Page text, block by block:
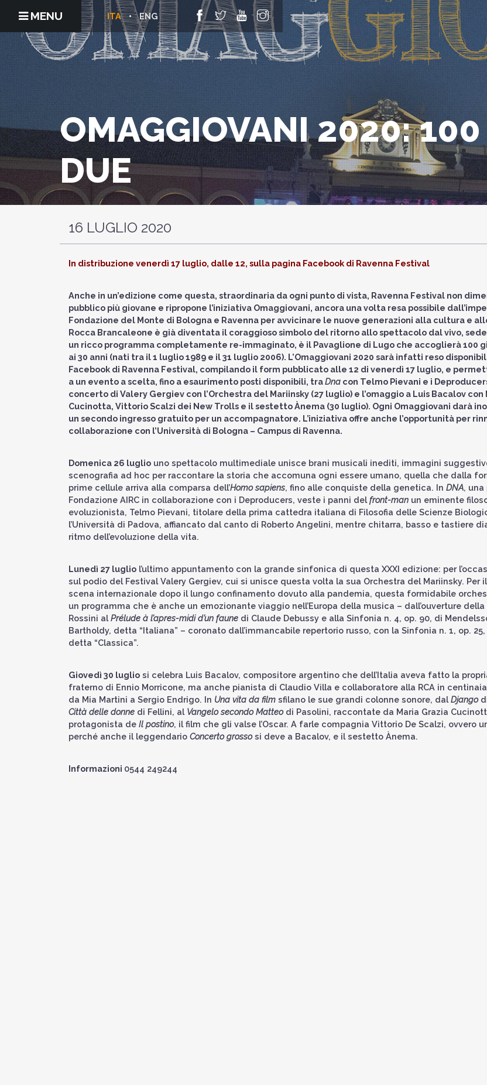
MENU ENG
ITA
OMAGGIOVANI 2020: 100
DUE
16 LUGLIO 2020
In distribuzione venerdì 17 luglio, dalle 12, sulla pagina Facebook di Ravenna Festival
Anche in un’edizione come questa, straordinaria da ogni punto di vista, Ravenna Festival non
pubblico più giovane e ripropone l’iniziativa Omaggiovani, ancora una volta resa possibile
Fondazione del Monte di Bologna e Ravenna per avvicinare le nuove generazioni alla cultura e
Rocca Brancaleone è già diventata il coraggioso simbolo del ritorno allo spettacolo dal vivo,
un ricco programma completamente re-immaginato, è il Pavaglione di Lugo che accoglierà 100
ai 30 anni (nati tra il 1 luglio 1989 e il 31 luglio 2006). L’Omaggiovani 2020 sarà infatti reso
Facebook di Ravenna Festival, compilando il form pubblicato alle 12 di venerdì 17 luglio, e
a un evento a scelta, fino a esaurimento posti disponibili, traDna con Telmo Pievani e i
concerto di Valery Gergiev con l’Orchestra del Mariinsky (27 luglio) e l’omaggio a Luis Bacalov con
Cucinotta, Vittorio Scalzi dei New Trolls e il sestettoÀnema (30 luglio). Ogni Omaggiovani darà
un secondo ingresso gratuito per un accompagnatore. L’iniziativa offre anche l’opportunità per
collaborazione con l’Università di Bologna – Campus di Ravenna.
Domenica 26 luglio uno spettacolo multimediale unisce brani musicali inediti, immagini
scenografia ad hoc per raccontare la storia che accomuna ogni essere umano, quella che dalla
prime cellule arriva alla comparsa dell’Homo sapiens, fino alle conquiste della genetica. In DNA, una
Fondazione AIRC in collaborazione con i Deproducers, veste i panni delfront-man un eminente
evoluzionista, Telmo Pievani, titolare della prima cattedra italiana di Filosofia delle Scienze
l’Università di Padova, affiancato dal canto di Roberto Angelini, mentre chitarra, basso e tastiere
ritmo dell’evoluzione della vita.
Lunedì 27 luglio l’ultimo appuntamento con la grande sinfonica di questa XXXI edizione: per
sul podio del Festival Valery Gergiev, cui si unisce questa volta la sua Orchestra del Mariinsky. Per
scena internazionale dopo il lungo confinamento dovuto alla pandemia, questa formidabile
un programma che è anche un emozionante viaggio nell’Europa della musica – dall’ouverture della
Rossini alPrélude à l’apres-midi d’un faune di Claude Debussy e alla Sinfonia n. 4, op. 90, di
Bartholdy, detta “Italiana” – coronato dall’immancabile repertorio russo, con la Sinfonia n. 1, op. 25,
detta “Classica”.
Giovedì 30 luglio si celebra Luis Bacalov, compositore argentino che dell’Italia aveva fatto la
fraterno di Ennio Morricone, ma anche pianista di Claudio Villa e collaboratore alla RCA in
da Mia Martini a Sergio Endrigo. In Una vita da film sfilano le sue grandi colonne sonore, dalDjango
Città delle donne di Fellini, al Vangelo secondo Matteodi Pasolini, raccontate da Maria Grazia
protagonista de Il postino, il film che gli valse l’Oscar. A farle compagnia Vittorio De Scalzi, ovvero
perché anche il leggendario Concerto grossosi deve a Bacalov, e il sestetto Ànema.
Informazioni 0544 249244